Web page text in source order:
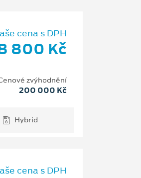
cena s DPH
800 Kč
zvýhodnění
200 000 Kč
Hybrid
cena s DPH